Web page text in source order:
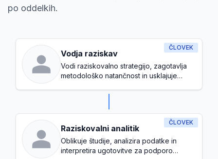
po oddelkih.
ČLOVEK
Vodja raziskav
Vodi raziskovalno strategijo, zagotavlja
metodološko natančnost in usklajuje
ČLOVEK
Raziskovalni analitik
Oblikuje študije, analizira podatke in
interpretira ugotovitve za podporo